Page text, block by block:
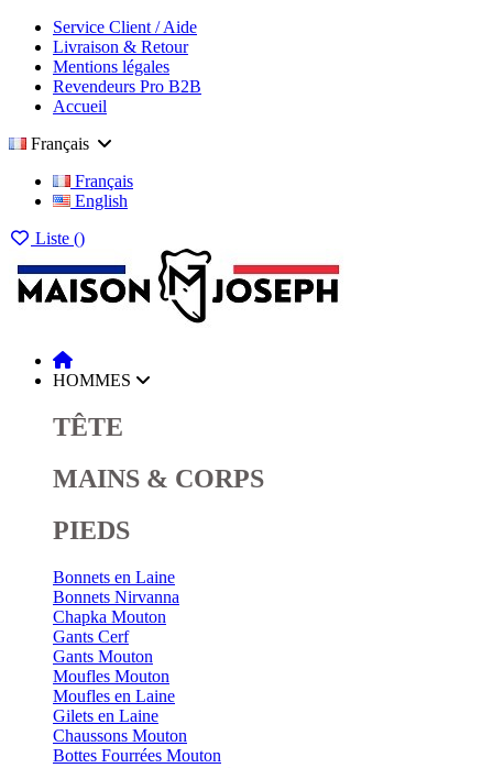
Service Client / Aide
Livraison & Retour
Mentions légales
Revendeurs Pro B2B
Accueil
Français
Français
English
Liste ()
HOMMES
TÊTE
MAINS & CORPS
PIEDS
Bonnets en Laine
Bonnets Nirvanna
Chapka Mouton
Gants Cerf
Gants Mouton
Moufles Mouton
Moufles en Laine
Gilets en Laine
Chaussons Mouton
Bottes Fourrées Mouton